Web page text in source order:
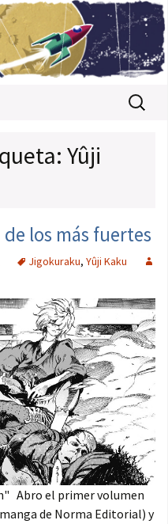
Buscar:
Yûji
los más fuertes
Jigokuraku, Yûji Kaku
Abro el primer volumen
de Norma Editorial) y